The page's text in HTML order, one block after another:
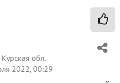
Курская обл.
2022, 00:29